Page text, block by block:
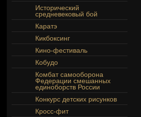
Исторический
средневековый бой
Каратэ
Кикбоксинг
Кино-фестиваль
Кобудо
Комбат самооборона
Федерации смешанных
единоборств России
Конкурс детских рисунков
Кросс-фит